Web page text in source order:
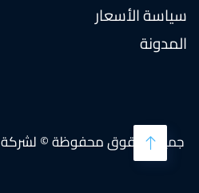
سياسة الأسعار
المدونة
جميع الحقوق محفوظة © لشركة